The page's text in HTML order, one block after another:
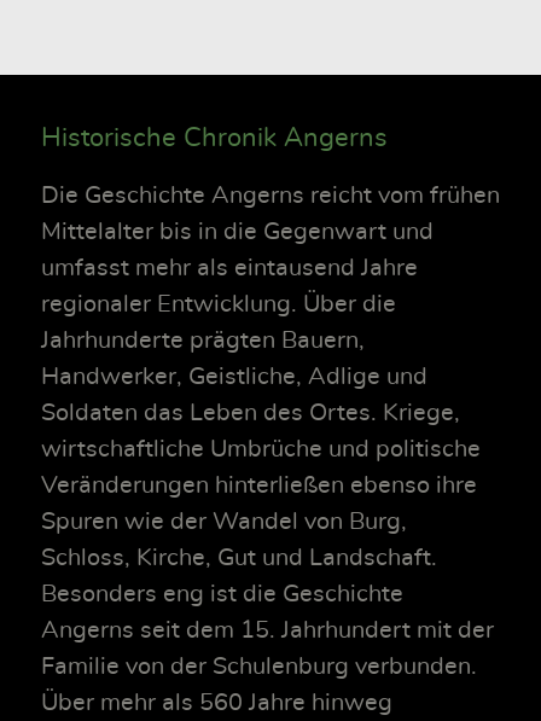
Historische Chronik Angerns
Die Geschichte Angerns reicht vom frühen
Mittelalter bis in die Gegenwart und
umfasst mehr als eintausend Jahre
regionaler Entwicklung. Über die
Jahrhunderte prägten Bauern,
Handwerker, Geistliche, Adlige und
Soldaten das Leben des Ortes. Kriege,
wirtschaftliche Umbrüche und politische
Veränderungen hinterließen ebenso ihre
Spuren wie der Wandel von Burg,
Schloss, Kirche, Gut und Landschaft.
Besonders eng ist die Geschichte
Angerns seit dem 15. Jahrhundert mit der
Familie von der Schulenburg verbunden.
Über mehr als 560 Jahre hinweg